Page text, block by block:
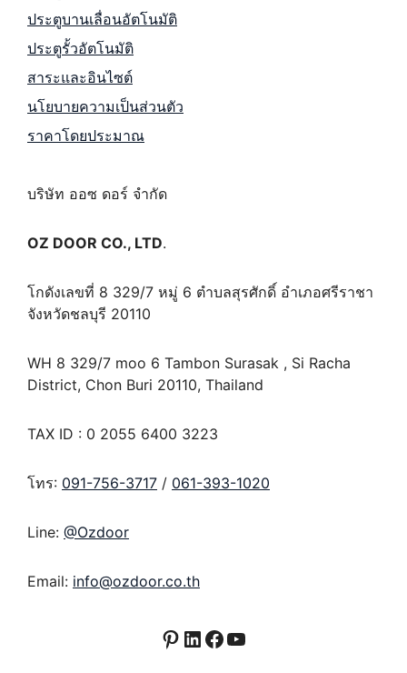
ประตูบานเลื่อนอัตโนมัติ
ประตูรั้วอัตโนมัติ
สาระและอินไซต์
นโยบายความเป็นส่วนตัว
ราคาโดยประมาณ
บริษัท ออซ ดอร์ จำกัด
OZ DOOR CO., LTD.
โกดังเลขที่ 8 329/7 หมู่ 6 ตำบลสุรศักดิ์ อำเภอศรีราชา
จังหวัดชลบุรี 20110
WH 8 329/7 moo 6 Tambon Surasak , Si Racha
District, Chon Buri 20110, Thailand
TAX ID : 0 2055 6400 3223
โทร: 091-756-3717 / 061-393-1020
Line: @Ozdoor
Email: info@ozdoor.co.th
Pinterest
LinkedIn
Facebook
YouTube